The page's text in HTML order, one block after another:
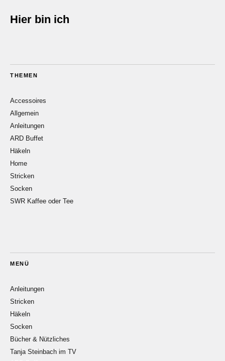
Hier bin ich
THEMEN
Accessoires
Allgemein
Anleitungen
ARD Buffet
Häkeln
Home
Stricken
Socken
SWR Kaffee oder Tee
MENÜ
Anleitungen
Stricken
Häkeln
Socken
Bücher & Nützliches
Tanja Steinbach im TV